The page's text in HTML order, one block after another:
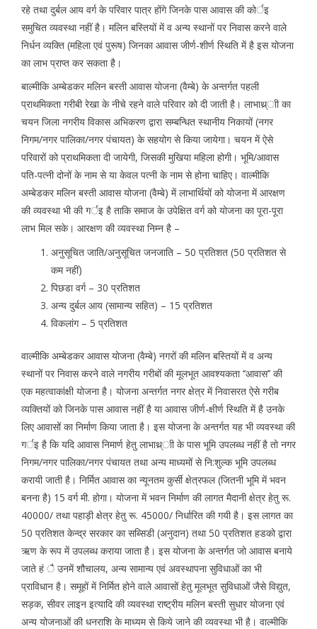
रहे तथा दुर्बल आय वर्ग के परिवार पात्र होंगे जिनके पास आवास की कोर्इ
समुचित व्यवस्था नहीं है। मलिन बस्तियों में व अन्य स्थानों पर निवास करने वाले
निर्धन व्यक्ति (महिला एवं पुरूष) जिनका आवास जीर्ण-शीर्ण स्थिति में है इस योजना
का लाभ प्राप्त कर सकता है।
बाल्मीकि अम्बेडकर मलिन बस्ती आवास योजना (वैम्बे) के अन्तर्गत पहली
प्राथमिकता गरीबी रेखा के नीचे रहने वाले परिवार को दी जाती है। लाभाथ्र्ाी का
चयन जिला नगरीय विकास अभिकरण द्वारा सम्बन्धित स्थानीय निकायों (नगर
निगम/नगर पालिका/नगर पंचायत) के सहयोग से किया जायेगा। चयन में ऐसे
परिवारों को प्राथमिकता दी जायेगी, जिसकी मुखिया महिला होगी। भूमि/आवास
पति-पत्नी दोनों के नाम से या केवल पत्नी के नाम से होना चाहिए। वाल्मीकि
अम्बेडकर मलिन बस्ती आवास योजना (वैम्बे) में लाभार्थियों को योजना में आरक्षण
की व्यवस्था भी की गर्इ है ताकि समाज के उपेक्षित वर्ग को योजना का पूरा-पूरा
लाभ मिल सके। आरक्षण की व्यवस्था निम्न है –
अनुसूचित जाति/अनुसूचित जनजाति – 50 प्रतिशत (50 प्रतिशत से
कम नहीं)
पिछडा वर्ग – 30 प्रतिशत
अन्य दुर्बल आय (सामान्य सहित) – 15 प्रतिशत
विकलांग – 5 प्रतिशत
वाल्मीकि अम्बेडकर आवास योजना (वैम्बे) नगरों की मलिन बस्तियों में व अन्य
स्थानों पर निवास करने वाले नगरीय गरीबों की मूलभूत आवश्यकता ‘‘आवास’’ की
एक महत्वाकांक्षी योजना है। योजना अन्तर्गत नगर क्षेत्र में निवासरत ऐसे गरीब
व्यक्तियों को जिनके पास आवास नहीं है या आवास जीर्ण-क्षीर्ण स्थिति में है उनके
लिए आवासों का निर्माण किया जाता है। इस योजना के अन्तर्गत यह भी व्यवस्था की
गर्इ है कि यदि आवास निमार्ण हेतु लाभाथ्र्ाी के पास भूमि उपलब्ध नहीं है तो नगर
निगम/नगर पालिका/नगर पंचायत तथा अन्य माध्यमों से नि:शुल्क भूमि उपलब्ध
करायी जाती है। निर्मित आवास का न्यूनतम कुर्सी क्षेत्रफल (जितनी भूमि में भवन
बनना है) 15 वर्ग मी. होगा। योजना में भवन निर्माण की लागत मैदानी क्षेत्र हेतु रू.
40000/ तथा पहाड़ी क्षेत्र हेतु रू. 45000/ निर्धारित की गयी है। इस लागत का
50 प्रतिशत केन्द्र सरकार का सब्सिडी (अनुदान) तथा 50 प्रतिशत हडको द्वारा
ऋण के रूप में उपलब्ध कराया जाता है। इस योजना के अन्तर्गत जो आवास बनाये
जाते हं ै उनमें शौचालय, अन्य सामान्य एवं अवस्थापना सुविधाओं का भी
प्राविधान है। समूहों में निर्मित होने वाले आवासों हेतु मूलभूत सुविधाओं जैसे विद्युत,
सड़क, सीवर लाइन इत्यादि की व्यवस्था राष्ट्रीय मलिन बस्ती सुधार योजना एवं
अन्य योजनाओं की धनराशि के माध्यम से किये जाने की व्यवस्था भी है। वाल्मीकि